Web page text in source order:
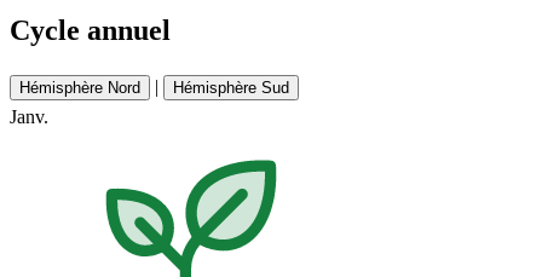
Cycle annuel
Hémisphère Nord | Hémisphère Sud
Janv.